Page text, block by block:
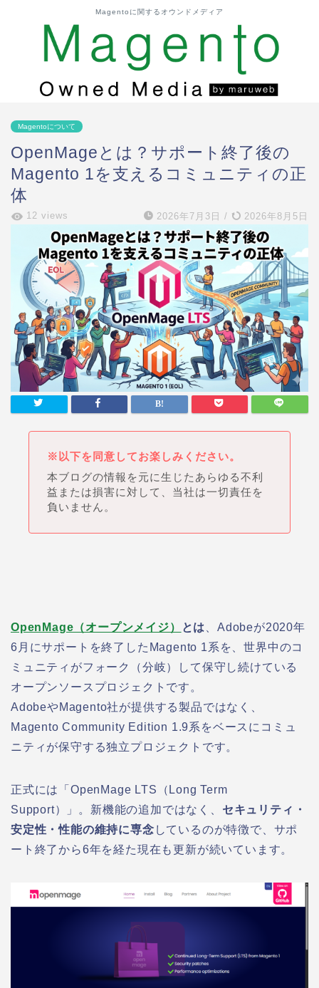
Magentoに関するオウンドメディア
Magentoについて
OpenMageとは？サポート終了後の
Magento 1を支えるコミュニティの正
体
12 views 2026年7月3日 / 2026年8月5日
※以下を同意してお楽しみください。
本ブログの情報を元に生じたあらゆる不利
益または損害に対して、当社は一切責任を
負いません。
OpenMage（オープンメイジ） とは
、Adobeが2020年
6月にサポートを終了したMagento 1系を、世界中のコ
ミュニティがフォーク（分岐）して保守し続けている
オープンソースプロジェクトです。
AdobeやMagento社が提供する製品ではなく、
Magento Community Edition 1.9系をベースにコミュ
ニティが保守する独立プロジェクトです。
正式には「OpenMage LTS（Long Term
Support）」。新機能の追加ではなく、 セキュリティ・
安定性・性能の維持に専念 しているのが特徴で、サポ
ート終了から6年を経た現在も更新が続いています。